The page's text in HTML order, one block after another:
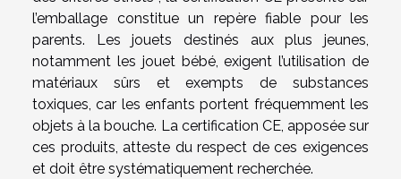
l’emballage constitue un repère fiable pour les
parents. Les jouets destinés aux plus jeunes,
notamment les jouet bébé, exigent l’utilisation de
matériaux sûrs et exempts de substances
toxiques, car les enfants portent fréquemment les
objets à la bouche. La certification CE, apposée sur
ces produits, atteste du respect de ces exigences
et doit être systématiquement recherchée.